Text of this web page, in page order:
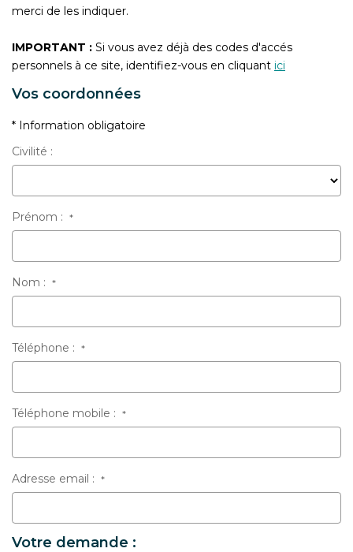
merci de les indiquer.
IMPORTANT : Si vous avez déjà des codes d'accés
personnels à ce site, identifiez-vous en cliquant ici
Vos coordonnées
* Information obligatoire
Civilité :
Prénom : *
Nom : *
Téléphone : *
Téléphone mobile : *
Adresse email : *
Votre demande :